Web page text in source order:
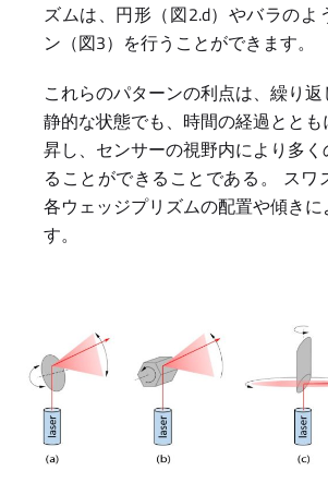
ズムは、円形（図2.d）やバラのよ
ン（図3）を行うことができます。
これらのパターンの利点は、繰り返
静的な状態でも、時間の経過とと
昇し、センサーの視野内により多
ることができることである。 スワ
各ウェッジプリズムの配置や傾きに
す。